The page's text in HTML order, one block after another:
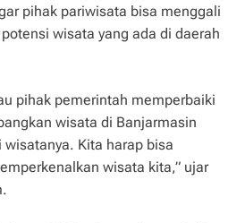
pihak pariwisata bisa menggali
wisata yang ada di daerah
pihak pemerintah memperbaiki
wisata di Banjarmasin
Kita harap bisa
wisata kita,” ujar